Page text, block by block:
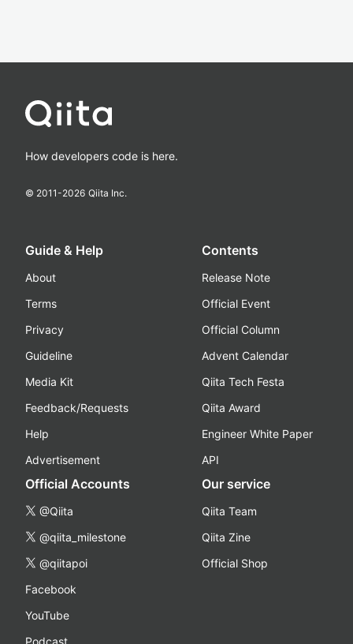
How developers code is here.
© 2011-2026 Qiita Inc.
Guide & Help
About
Terms
Privacy
Guideline
Media Kit
Feedback/Requests
Help
Advertisement
Contents
Release Note
Official Event
Official Column
Advent Calendar
Qiita Tech Festa
Qiita Award
Engineer White Paper
API
Official Accounts
@Qiita
@qiita_milestone
@qiitapoi
Facebook
YouTube
Podcast
Our service
Qiita Team
Qiita Zine
Official Shop